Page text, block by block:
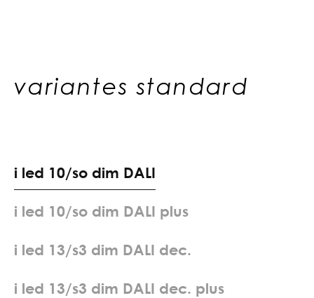
variantes standard
i led 10/so dim DALI
i led 10/so dim DALI plus
i led 13/s3 dim DALI dec.
i led 13/s3 dim DALI dec. plus